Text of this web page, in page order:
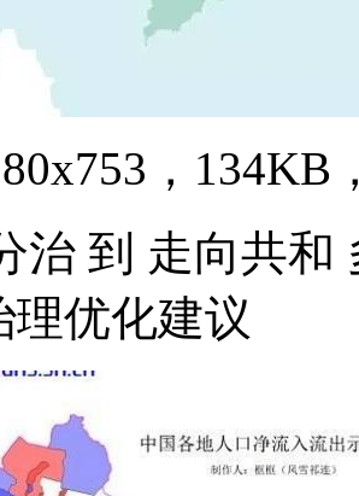
，134KB
治 到 走向共
理优化建议